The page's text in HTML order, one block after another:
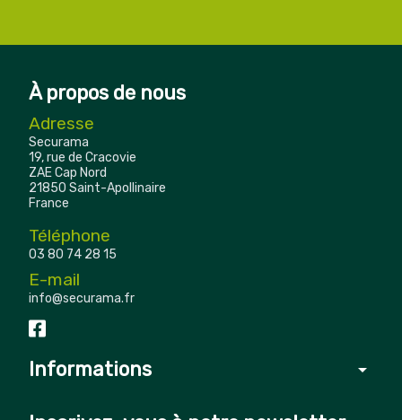
À propos de nous
Adresse
Securama
19, rue de Cracovie
ZAE Cap Nord
21850 Saint-Apollinaire
France
Téléphone
03 80 74 28 15
E-mail
info@securama.fr
Informations arrow_drop_down